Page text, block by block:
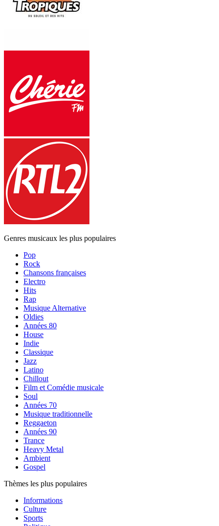
Genres musicaux les plus populaires
Pop
Rock
Chansons françaises
Electro
Hits
Rap
Musique Alternative
Oldies
Années 80
House
Indie
Classique
Jazz
Latino
Chillout
Film et Comédie musicale
Soul
Années 70
Musique traditionnelle
Reggaeton
Années 90
Trance
Heavy Metal
Ambient
Gospel
Thèmes les plus populaires
Informations
Culture
Sports